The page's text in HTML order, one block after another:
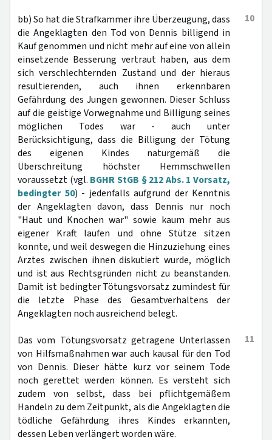
10
bb) So hat die Strafkammer ihre Überzeugung, dass
die Angeklagten den Tod von Dennis billigend in
Kauf genommen und nicht mehr auf eine von allein
einsetzende Besserung vertraut haben, aus dem
sich verschlechternden Zustand und der hieraus
resultierenden, auch ihnen erkennbaren
Gefährdung des Jungen gewonnen. Dieser Schluss
auf die geistige Vorwegnahme und Billigung seines
möglichen Todes war - auch unter
Berücksichtigung, dass die Billigung der Tötung
des eigenen Kindes naturgemäß die
Überschreitung höchster Hemmschwellen
voraussetzt (vgl. BGHR StGB § 212 Abs. 1 Vorsatz,
bedingter 50) - jedenfalls aufgrund der Kenntnis
der Angeklagten davon, dass Dennis nur noch
"Haut und Knochen war" sowie kaum mehr aus
eigener Kraft laufen und ohne Stütze sitzen
konnte, und weil deswegen die Hinzuziehung eines
Arztes zwischen ihnen diskutiert wurde, möglich
und ist aus Rechtsgründen nicht zu beanstanden.
Damit ist bedingter Tötungsvorsatz zumindest für
die letzte Phase des Gesamtverhaltens der
Angeklagten noch ausreichend belegt.
11
Das vom Tötungsvorsatz getragene Unterlassen
von Hilfsmaßnahmen war auch kausal für den Tod
von Dennis. Dieser hätte kurz vor seinem Tode
noch gerettet werden können. Es versteht sich
zudem von selbst, dass bei pflichtgemäßem
Handeln zu dem Zeitpunkt, als die Angeklagten die
tödliche Gefährdung ihres Kindes erkannten,
dessen Leben verlängert worden wäre.